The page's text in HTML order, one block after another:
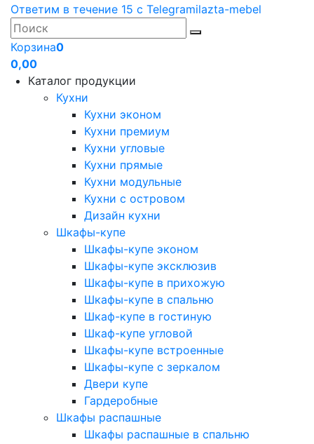
Ответим в течение 15 с Telegramilazta-mebel
Корзина0
0,00
Каталог продукции
Кухни
Кухни эконом
Кухни премиум
Кухни угловые
Кухни прямые
Кухни модульные
Кухни с островом
Дизайн кухни
Шкафы-купе
Шкафы-купе эконом
Шкафы-купе эксклюзив
Шкафы-купе в прихожую
Шкафы-купе в спальню
Шкаф-купе в гостиную
Шкаф-купе угловой
Шкафы-купе встроенные
Шкафы-купе с зеркалом
Двери купе
Гардеробные
Шкафы распашные
Шкафы распашные в спальню